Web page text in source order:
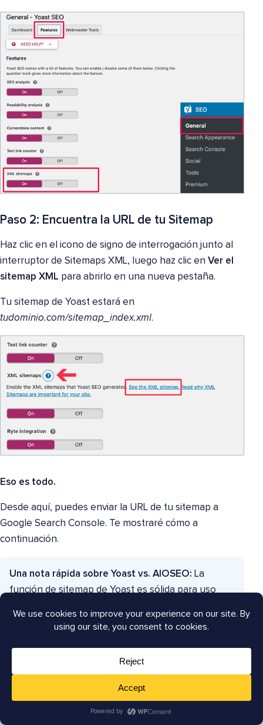
Paso 2: Encuentra la URL de tu Sitemap
Haz clic en el icono de signo de interrogación junto al
interruptor de Sitemaps XML, luego haz clic en Ver el
sitemap XML para abrirlo en una nueva pestaña.
Tu sitemap de Yoast estará en
tudominio.com/sitemap_index.xml.
Eso es todo.
Desde aquí, puedes enviar la URL de tu sitemap a
Google Search Console. Te mostraré cómo a
continuación.
Una nota rápida sobre Yoast vs. AIOSEO: La
función de sitemap de Yoast es sólida para uso
opción más potente. Con AIOSEO, puedes:
Notificar a los motores de búsqueda
automáticamente cuando publiques, cambies
Generar Sitemaps RSS, de Vídeo y de Google